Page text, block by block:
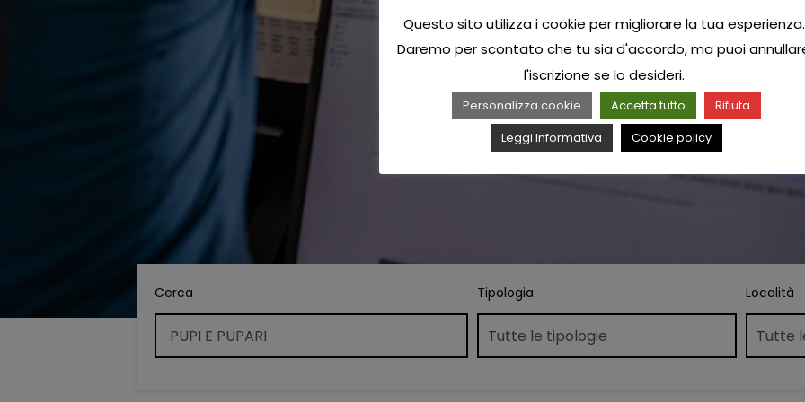
Cerca Tipologia Località
Questo sito utilizza i cookie per migliorare la tua esperienza.
Daremo per scontato che tu sia d'accordo, ma puoi
l'iscrizione se lo desideri.
Personalizza cookie Accetta tutto
Rifiuta
Leggi Informativa
Cookie policy